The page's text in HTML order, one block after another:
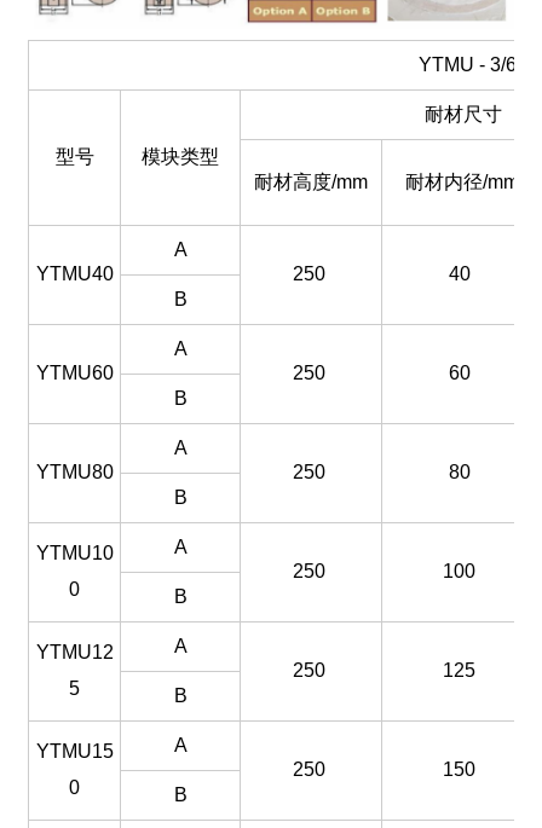
YTMU - 3/6元
型号 模块类型
耐材尺寸
耐材高度/mm 耐材内径/mm
YTMU40
A
250
40
B
YTMU60
A
250
60
B
YTMU80
A
250
80
B
YTMU10
0
A
250
100
B
YTMU12
5
A
250
125
B
YTMU15
0
A
250
150
B